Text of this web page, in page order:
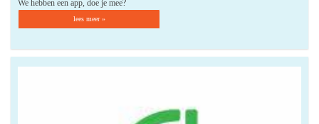
We hebben een app, doe je mee?
lees meer »